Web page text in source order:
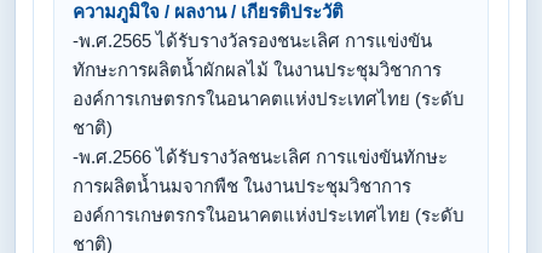
ความภูมิใจ / ผลงาน / เกียรติประวัติ
-พ.ศ.2565 ได้รับรางวัลรองชนะเลิศ การแข่งขัน
ทักษะการผลิตน้ำผักผลไม้ ในงานประชุมวิชาการ
องค์การเกษตรกรในอนาคตแห่งประเทศไทย (ระดับ
ชาติ)
-พ.ศ.2566 ได้รับรางวัลชนะเลิศ การแข่งขันทักษะ
การผลิตน้ำนมจากพืช ในงานประชุมวิชาการ
องค์การเกษตรกรในอนาคตแห่งประเทศไทย (ระดับ
ชาติ)